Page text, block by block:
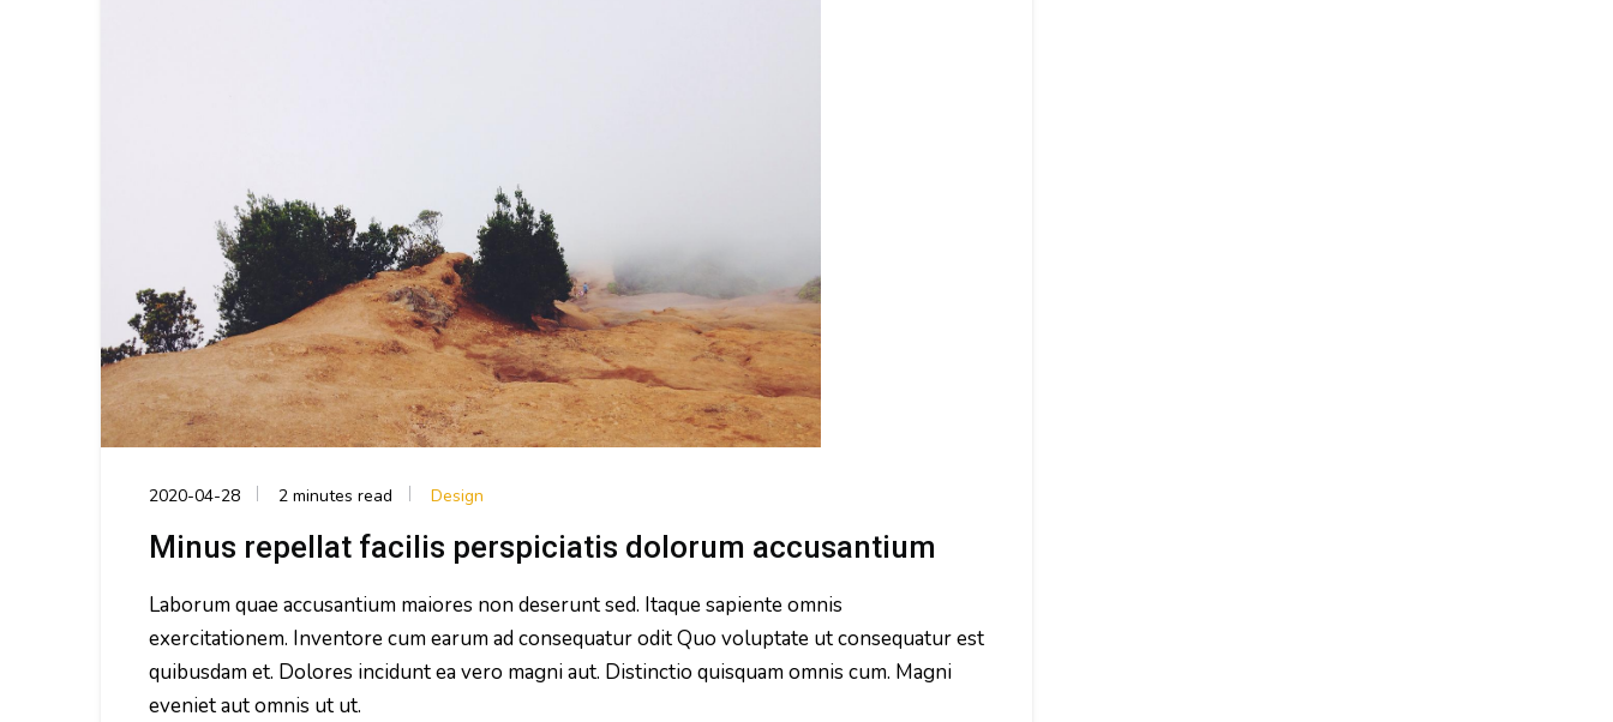
2020-04-28 2 minutes read Design
Minus repellat facilis perspiciatis dolorum accusantium
Laborum quae accusantium maiores non deserunt sed. Itaque sapiente omnis
exercitationem. Inventore cum earum ad consequatur odit Quo voluptate ut consequatur est
quibusdam et. Dolores incidunt ea vero magni aut. Distinctio quisquam omnis cum. Magni
eveniet aut omnis ut ut.